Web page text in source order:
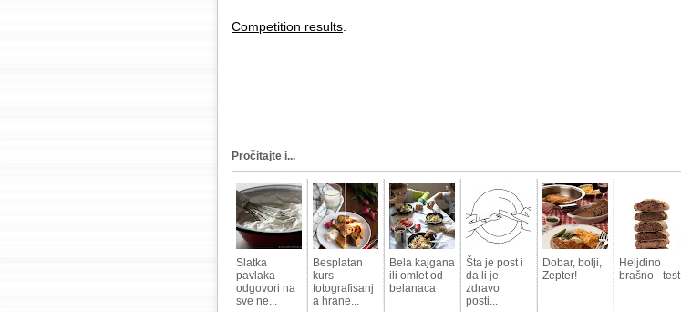
Competition results
Pročitajte i...
Slatka
pavlaka -
odgovori na
sve ne...
Besplatan
kurs
fotografisanj
a hrane...
Bela kajgana
ili omlet od
belanaca
Šta je post i
da li je
zdravo
posti...
Dobar, bolji,
Zepter!
Heljdino
brašno - test